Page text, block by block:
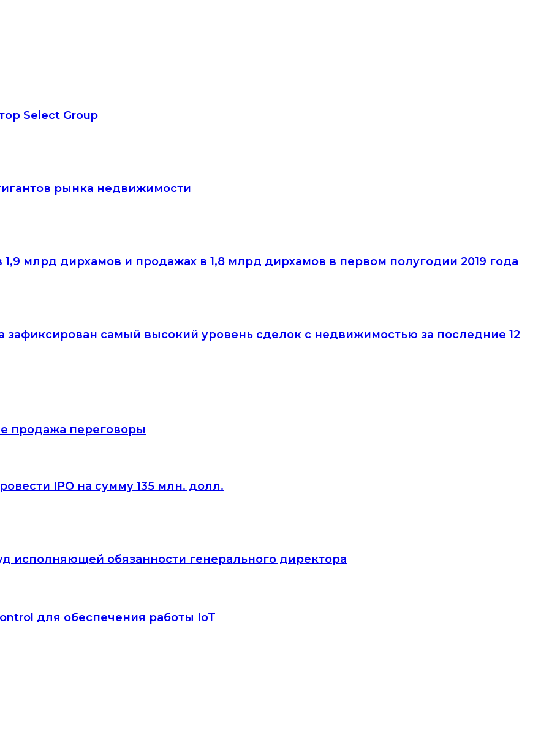
Select Group
рынка недвижимости
1,9 млрд дирхамов и продажах в 1,8 млрд дирхамов в первом полугодии 2019 года
самый высокий уровень сделок с недвижимостью за последние 12
продажа переговоры
IPO на сумму 135 млн. долл.
исполняющей обязанности генерального директора
для обеспечения работы IoT